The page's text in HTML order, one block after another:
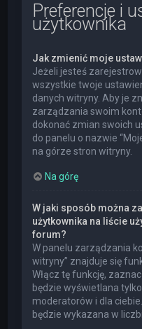
Preferencje i
użytkownika
Jak zmienić moje
Jeżeli jesteś
wszystkie twoje
danych witryny. Aby je
zarządzania swoim
dokonać zmian swoich
do panelu o nazwie
na górze stron witryny.
Na górę
W jaki sposób można
użytkownika na liście
forum?
W panelu zarządzania
witryny” znajduje się
Włącz tę funkcję,
będzie wyświetlana
moderatorów i dla
będzie wykazana w